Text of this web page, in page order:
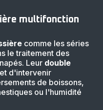
multifonction
comme les séries
le traitement des
Leur double
d'intervenir
de boissons,
ou l'humidité